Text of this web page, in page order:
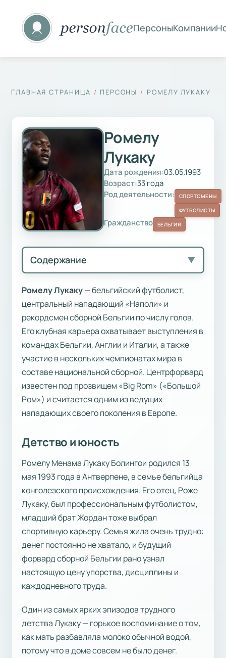
ПерсоныКомпании
ГЛАВНАЯ СТРАНИЦА ПЕРСОНЫ РОМЕЛУ ЛУКАКУ
Ромелу
Лукаку
Дата рождения:03.05.1993
Возраст:33 года
Род деятельности:
СПОРТСМЕНЫ
ФУТБОЛИСТЫ
Гражданство БЕЛЬГИЯ
Содержание ▼
Ромелу Лукаку— бельгийский футболист,
центральный нападающий «Наполи» и
рекордсмен сборной Бельгии по числу голов.
Его клубная карьера охватывает выступления в
командах Бельгии, Англии и Италии, а также
участие в нескольких чемпионатах мира в
составе национальной сборной. Центрфорвард
известен под прозвищем «Big Rom» («Большой
Ром») и считается одним из ведущих
нападающих своего поколения в Европе.
Детство и юность
Ромелу Менама Лукаку Болингои родился 13
мая 1993 года в Антверпене, в семье бельгийца
конголезского происхождения. Его отец, Роже
Лукаку, был профессиональным футболистом,
младший брат Жордан тоже выбрал
спортивную карьеру. Семья жила очень трудно:
денег постоянно не хватало, и будущий
форвард сборной Бельгии рано узнал
настоящую цену упорства, дисциплины и
каждодневного труда.
Один из самых ярких эпизодов трудного
детства Лукаку — горькое воспоминание о том,
как мать разбавляла молоко обычной водой,
потому что в доме совсем не было денег.